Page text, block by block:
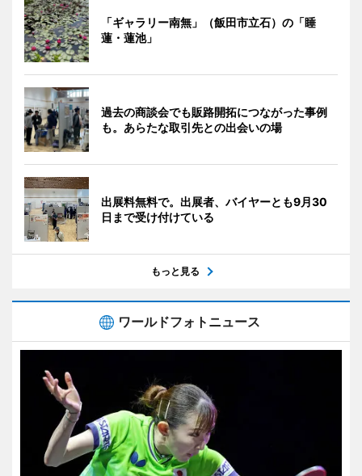
「ギャラリー南無」（飯田市立石）の「睡
蓮・蓮池」
過去の商談会でも販路開拓につながった事例
も。あらたな取引先との出会いの場
出展料無料で。出展者、バイヤーとも9月30
日まで受け付けている
もっと見る
ワールドフォトニュース